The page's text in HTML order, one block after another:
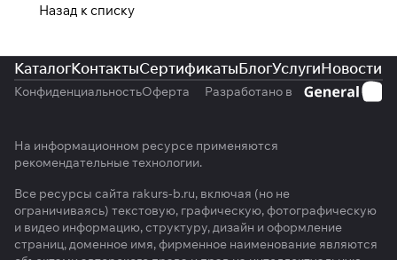
Назад к списку
КаталогКонтактыСертификатыБлогУслугиНовости
КонфиденциальностьОферта Разработано в
На информационном ресурсе применяются
рекомендательные технологии.
Все ресурсы сайта rakurs-b.ru, включая (но не
ограничиваясь) текстовую, графическую, фотографическую
и видео информацию, структуру, дизайн и оформление
страниц, доменное имя, фирменное наименование являются